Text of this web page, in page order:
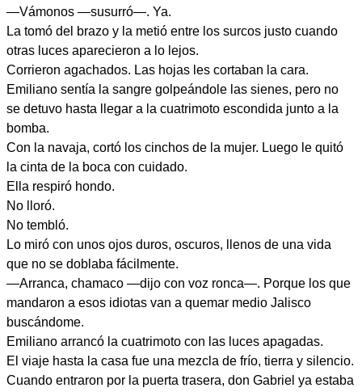
—Vámonos —susurró—. Ya.
La tomó del brazo y la metió entre los surcos justo cuando
otras luces aparecieron a lo lejos.
Corrieron agachados. Las hojas les cortaban la cara.
Emiliano sentía la sangre golpeándole las sienes, pero no
se detuvo hasta llegar a la cuatrimoto escondida junto a la
bomba.
Con la navaja, cortó los cinchos de la mujer. Luego le quitó
la cinta de la boca con cuidado.
Ella respiró hondo.
No lloró.
No tembló.
Lo miró con unos ojos duros, oscuros, llenos de una vida
que no se doblaba fácilmente.
—Arranca, chamaco —dijo con voz ronca—. Porque los que
mandaron a esos idiotas van a quemar medio Jalisco
buscándome.
Emiliano arrancó la cuatrimoto con las luces apagadas.
El viaje hasta la casa fue una mezcla de frío, tierra y silencio.
Cuando entraron por la puerta trasera, don Gabriel ya estaba